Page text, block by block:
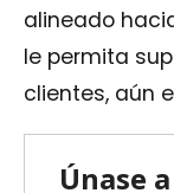
alineado
le permita
clientes, aún